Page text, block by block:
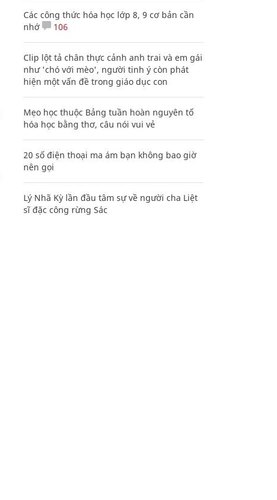
Các công thức hóa học lớp 8, 9 cơ bản cần
nhớ
106
Clip lột tả chân thực cảnh anh trai và em gái
như 'chó với mèo', người tinh ý còn phát
hiện một vấn đề trong giáo dục con
Mẹo học thuộc Bảng tuần hoàn nguyên tố
hóa học bằng thơ, câu nói vui vẻ
20 số điện thoại ma ám bạn không bao giờ
nên gọi
Lý Nhã Kỳ lần đầu tâm sự về người cha Liệt
sĩ đặc công rừng Sác